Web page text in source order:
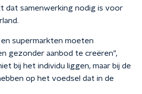
dat samenwerking nodig is voor
supermarkten moeten
gezonder aanbod te creëren",
bij het individu liggen, maar bij de
op het voedsel dat in de